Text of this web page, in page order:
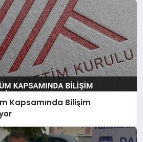
Kapsamında Bilişim